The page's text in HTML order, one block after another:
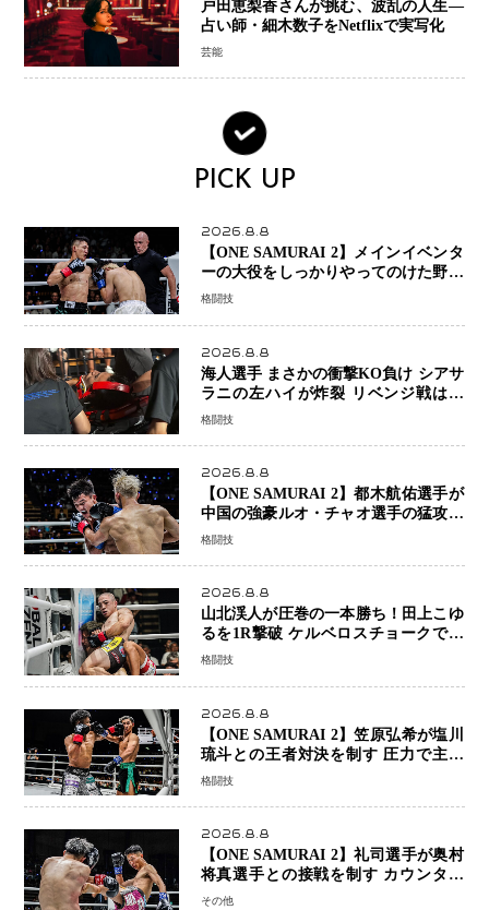
戸田恵梨香さんが挑む、波乱の人生―
占い師・細木数子をNetflixで実写化
芸能
PICK UP
2026.8.8
【ONE SAMURAI 2】メインイベンタ
ーの大役をしっかりやってのけた野杁
正明が衝撃のリベンジ！ リウ・メン
ーで完全決着
格闘技
2026.8.8
海人選手 まさかの衝撃KO負け シアサ
ラニの左ハイが炸裂 リベンジ戦は一
瞬で決着
格闘技
2026.8.8
【ONE SAMURAI 2】都木航佑選手が
中国の強豪ルオ・チャオ選手の猛攻を
受けながらも的確な攻撃で応戦 最後
格闘技
2026.8.8
山北渓人が圧巻の一本勝ち！田上こゆ
るを1R撃破 ケルベロスチョークで存
在感を示す
格闘技
2026.8.8
【ONE SAMURAI 2】笠原弘希が塩川
琉斗との王者対決を制す 圧力で主導
権を握り判定勝利
格闘技
2026.8.8
【ONE SAMURAI 2】礼司選手が奥村
将真選手との接戦を制す カウンター
と正確な打撃で判定勝利
その他